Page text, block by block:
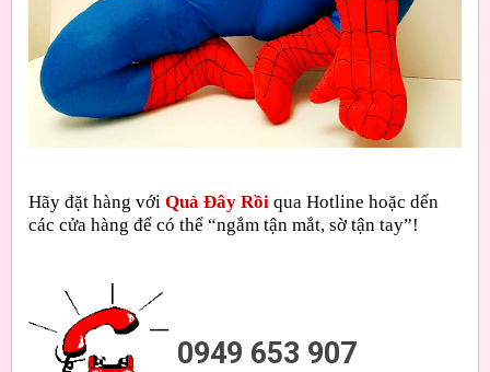
Hãy đặt hàng với Quà Đây Rồi qua Hotline hoặc dến
các cửa hàng để có thể “ngắm tận mắt, sờ tận tay”!
0949 653 907